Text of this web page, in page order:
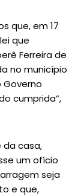
que, em 17
que
Ferreira de
no município
Governo
cumprida”,
da casa,
um ofício
seja
e que,